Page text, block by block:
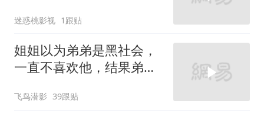
迷惑桃影视 1跟贴
姐姐以为弟弟是黑社会，
一直不喜欢他，结果弟弟
飞鸟潜影 39跟贴